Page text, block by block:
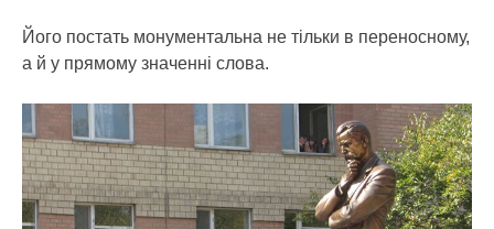
Його постать монументальна не тільки в переносному,
а й у прямому значенні слова.